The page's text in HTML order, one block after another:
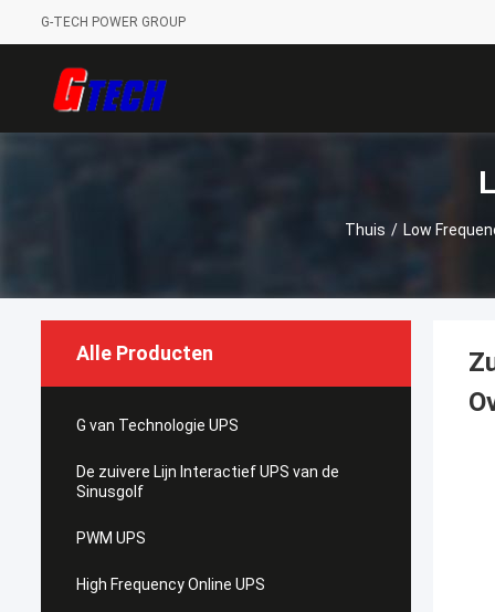
G-TECH POWER GROUP
Thuis / Low
Alle Producten
G van Technologie UPS
De zuivere Lijn Interactief UPS van de
Sinusgolf
PWM UPS
High Frequency Online UPS